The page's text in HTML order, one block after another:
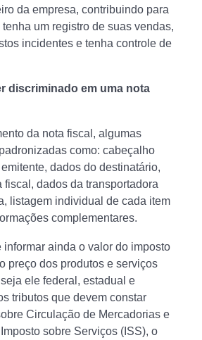
da empresa, contribuindo para
um registro de suas vendas,
incidentes e tenha controle de
discriminado em uma nota
da nota fiscal, algumas
como: cabeçalho
dados do destinatário,
fiscal, dados da transportadora
listagem individual de cada item
complementares.
informar ainda o valor do imposto
preço dos produtos e serviços
ele federal, estadual e
tributos que devem constar
Circulação de Mercadorias e
sobre Serviços (ISS), o